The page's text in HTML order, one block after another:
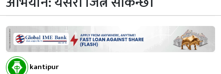
kantipur